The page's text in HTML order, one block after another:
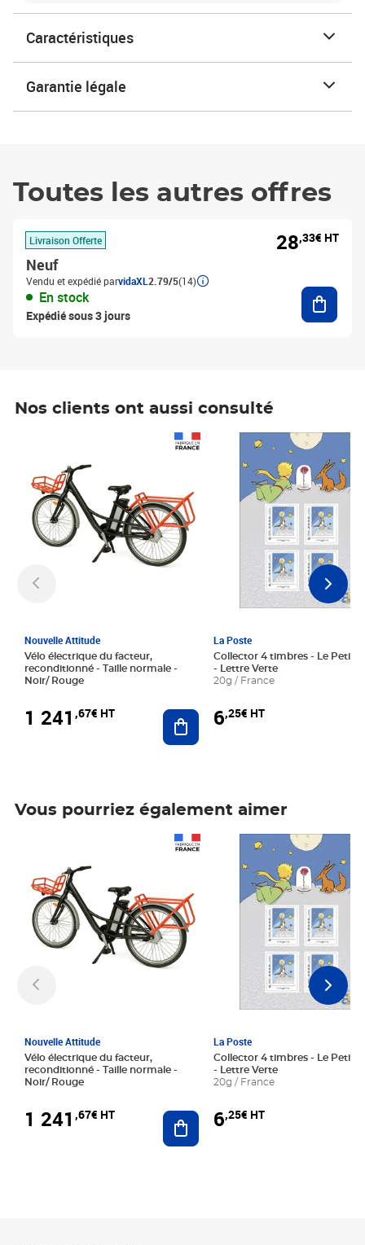
Caractéristiques
Garantie légale
Toutes les autres offres
Livraison Offerte
Neuf
Vendu et expédié parvidaXL 2.79/5(14)
En stock
Expédié sous 3 jours
28,33€ HT
Nos clients ont aussi consulté
Nouvelle Attitude
Vélo électrique du facteur,
reconditionné - Taille normale -
Noir/ Rouge
1 241 ,67€ HT Ajouter au panier
La Poste
Collector 4 timbres - Le Petit
- Lettre Verte
20g / France
6,25€ HT
Prix 6,25€ HT
Vous pourriez également aimer
Nouvelle Attitude
Vélo électrique du facteur,
reconditionné - Taille normale -
Noir/ Rouge
1 241 ,67€ HT Ajouter au panier
La Poste
Collector 4 timbres - Le Petit
- Lettre Verte
20g / France
6,25€ HT
Prix 6,25€ HT